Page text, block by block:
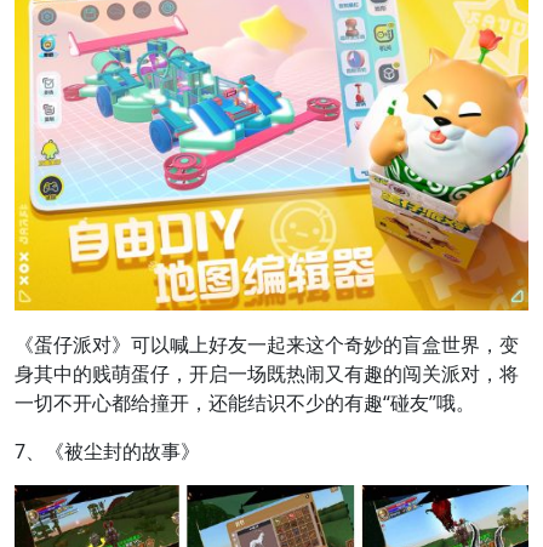
《蛋仔派对》可以喊上好友一起来这个奇妙的盲盒世界，变
身其中的贱萌蛋仔，开启一场既热闹又有趣的闯关派对，将
一切不开心都给撞开，还能结识不少的有趣“碰友”哦。
7、《被尘封的故事》